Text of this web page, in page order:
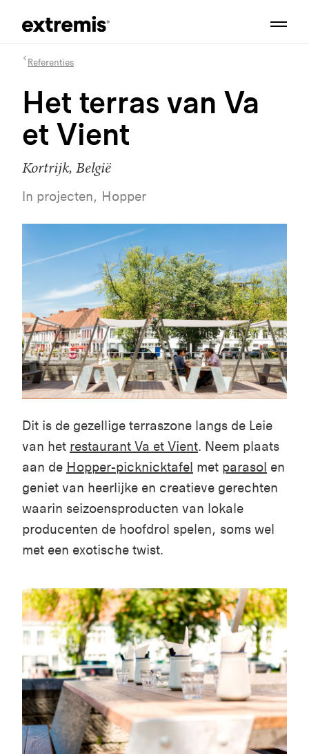
Referenties
Het terras van Va
et Vient
Kortrijk, België
In projecten, Hopper
Dit is de gezellige terraszone langs de Leie
van het restaurant Va et Vient. Neem plaats
aan de Hopper-picknicktafel met parasol en
geniet van heerlijke en creatieve gerechten
waarin seizoensproducten van lokale
producenten de hoofdrol spelen, soms wel
met een exotische twist.